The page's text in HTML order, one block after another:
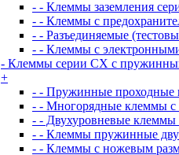
- - Клеммы заземления
- - Клеммы с
- - Разъединяемые
- - Клеммы с
- Клеммы серии CX с
+
- - Пружинные проходные
- - Многорядные клеммы
- - Двухуровневые
- - Клеммы пружинные
- - Клеммы с ножевым